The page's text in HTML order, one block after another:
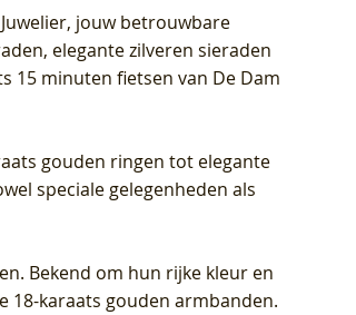
Diamonds Collier LG3014Y
(14k) met Lab grown
Diamonds Ring LG1029Y -
(14k) met Lab grown
Lab Diamonds Oorknoppen
– Geelgoud (14k) met Lab
Diamant
jouw betrouwbare
elegante zilveren sieraden
15 minuten fietsen van De Dam
gouden ringen tot elegante
speciale gelegenheden als
Bekend om hun rijke kleur en
18-karaats gouden armbanden.